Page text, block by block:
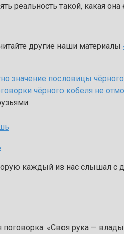
реальность такой, какая она
другие наши материалы
значение пословицы
чёрного кобеля не
каждый из нас слышал с
поговорка: «Своя рука —